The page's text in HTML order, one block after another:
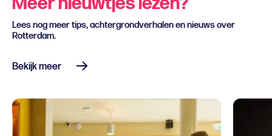
Lees nog meer tips, achtergrondverhalen en nieuws over
Rotterdam.
Bekijk meer